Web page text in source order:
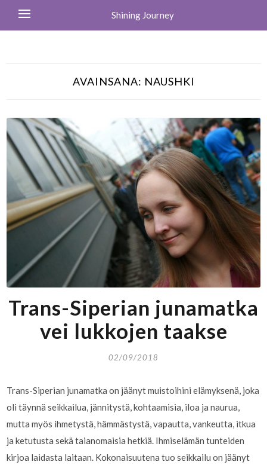
Shining Journey
AVAINSANA: NAUSHKI
Trans-Siperian junamatka
vei lukkojen taakse
02/09/2018
Trans-Siperian junamatka on jäänyt muistoihini elämyksenä, joka
oli täynnä seikkailua, jännitystä, kohtaamisia, iloa ja naurua,
mutta myös ihmetystä, hämmästystä, vapautta, vankeutta, itkua
ja ketutusta sekä taianomaisia hetkiä. Ihmiselämän tunteiden
kirjoa laidasta laitaan. Kokonaisuutena tuo seikkailu on jäänyt